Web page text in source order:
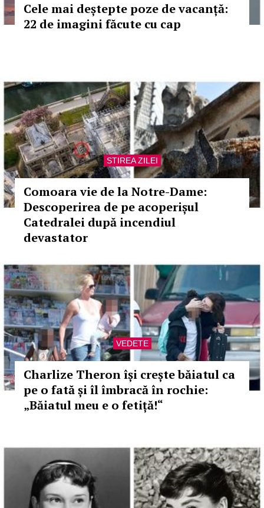
Cele mai deștepte poze de vacanță:
22 de imagini făcute cu cap
STIREA ZILEI
Comoara vie de la Notre-Dame:
Descoperirea de pe acoperișul
Catedralei după incendiul
devastator
VEDETE
Charlize Theron își crește băiatul ca
pe o fată și îl îmbracă în rochie:
„Băiatul meu e o fetiță!“